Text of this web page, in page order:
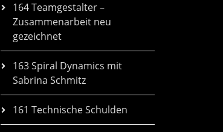
164 Teamgestalter –
Zusammenarbeit neu
gezeichnet
163 Spiral Dynamics mit
Sabrina Schmitz
161 Technische Schulden